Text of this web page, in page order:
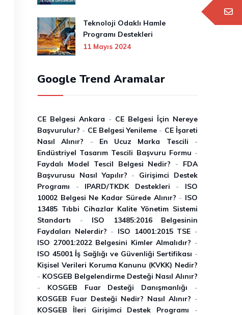
Teknoloji Odaklı Hamle
Programı Destekleri
11 Mayıs 2024
Google Trend Aramalar
CE Belgesi Ankara - CE Belgesi İçin Nereye
Başvurulur? - CE Belgesi Yenileme - CE İşareti
Nasıl Alınır? - En Ucuz Marka Tescili -
Endüstriyel Tasarım Tescili Başvuru Formu -
Faydalı Model Tescil Belgesi Nedir? - FDA
Başvurusu Nasıl Yapılır? - Girişimci Destek
Programı - IPARD/TKDK Destekleri - ISO
10002 Belgesi Ne Kadar Sürede Alınır? - ISO
13485 Tıbbi Cihazlar Kalite Yönetim Sistemi
Standartı - ISO 13485:2016 Belgesinin
Faydaları Nelerdir? - ISO 14001:2015 TSE -
ISO 27001:2022 Belgesini Kimler Almalıdır? -
ISO 45001 İ̇ş Sağlığı ve Güvenliği Sertifikası -
Kişisel Verileri Koruma Kanunu (KVKK) Nedir?
- KOSGEB Belgelendirme Desteği Nasıl Alınır?
- KOSGEB Fuar Desteği Danışmanlığı -
KOSGEB Fuar Desteği Nedir? Nasıl Alınır? -
KOSGEB İleri Girişimci Destek Programı -